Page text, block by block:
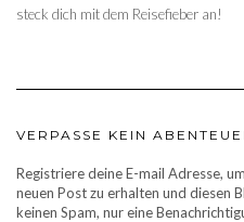
steck dich mit dem Reisefieber an!
VERPASSE KEIN
Registriere deine E-mail Adresse,
neuen Post zu erhalten und diesen
keinen Spam, nur eine